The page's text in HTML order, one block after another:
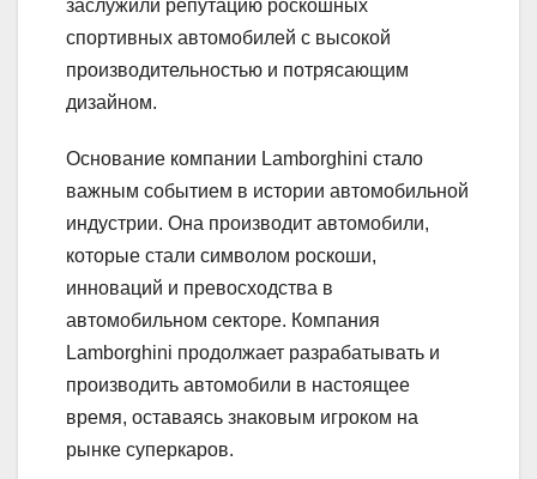
заслужили репутацию роскошных
спортивных автомобилей с высокой
производительностью и потрясающим
дизайном.
Основание компании Lamborghini стало
важным событием в истории автомобильной
индустрии. Она производит автомобили,
которые стали символом роскоши,
инноваций и превосходства в
автомобильном секторе. Компания
Lamborghini продолжает разрабатывать и
производить автомобили в настоящее
время, оставаясь знаковым игроком на
рынке суперкаров.